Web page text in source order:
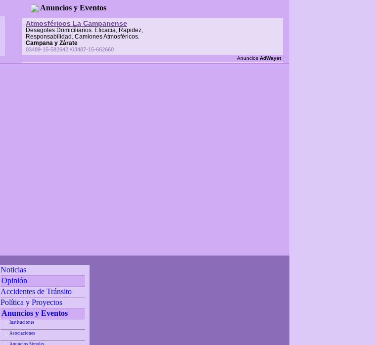
Anuncios y Eventos
Atmosféricos La Campanense
Desagotes Domiciliarios. Eficacia, Rapidez,
Responsabilidad. Camiones Atmosféricos.
Campana y Zárate
03489-15-582642 /03487-15-662660
Anuncios AdWayet
Noticias
Opinión
Accidentes de Tránsito
Política y Proyectos
Anuncios y Eventos
Instituciones
Asociaciones
Anuncios Simples